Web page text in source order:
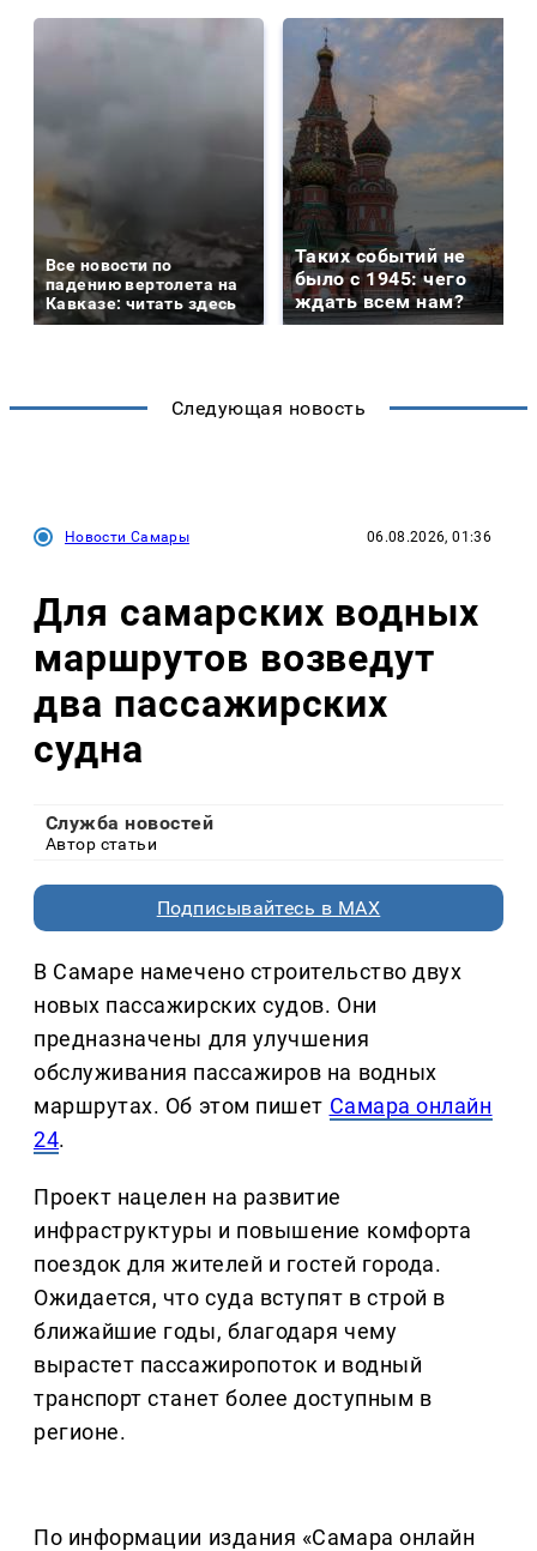
Все новости по
падению вертолета на
Кавказе: читать здесь
Таких событий не
было с 1945: чего
ждать всем нам?
Следующая новость
Новости Самары 06.08.2026, 01:36
Для самарских водных
маршрутов возведут
два пассажирских
судна
Служба новостей
Автор статьи
Подписывайтесь в MAX
В Самаре намечено строительство двух
новых пассажирских судов. Они
предназначены для улучшения
обслуживания пассажиров на водных
маршрутах. Об этом пишет Самара онлайн
24.
Проект нацелен на развитие
инфраструктуры и повышение комфорта
поездок для жителей и гостей города.
Ожидается, что суда вступят в строй в
ближайшие годы, благодаря чему
вырастет пассажиропоток и водный
транспорт станет более доступным в
регионе.
По информации издания «Самара онлайн